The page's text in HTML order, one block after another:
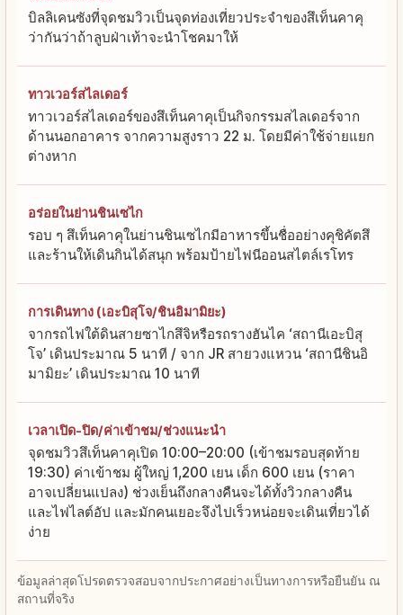
บิลลิเคนซังที่จุดชมวิวเป็นจุดท่องเที่ยวประจำของสึเท็นคาคุ
ว่ากันว่าถ้าลูบฝ่าเท้าจะนำโชคมาให้
ทาวเวอร์สไลเดอร์
ทาวเวอร์สไลเดอร์ของสึเท็นคาคุเป็นกิจกรรมสไลเดอร์จาก
ด้านนอกอาคาร จากความสูงราว 22 ม. โดยมีค่าใช้จ่ายแยก
ต่างหาก
อร่อยในย่านชินเซไก
รอบ ๆ สึเท็นคาคุในย่านชินเซไกมีอาหารขึ้นชื่ออย่างคุชิคัตสึ
และร้านให้เดินกินได้สนุก พร้อมป้ายไฟนีออนสไตล์เรโทร
การเดินทาง (เอะบิสุโจ/ชินอิมามิยะ)
จากรถไฟใต้ดินสายซาไกสึจิหรือรถรางฮันไค ‘สถานีเอะบิสุ
โจ’ เดินประมาณ 5 นาที / จาก JR สายวงแหวน ‘สถานีชินอิ
มามิยะ’ เดินประมาณ 10 นาที
เวลาเปิด-ปิด/ค่าเข้าชม/ช่วงแนะนำ
จุดชมวิวสึเท็นคาคุเปิด 10:00–20:00 (เข้าชมรอบสุดท้าย
19:30) ค่าเข้าชม ผู้ใหญ่ 1,200 เยน เด็ก 600 เยน (ราคา
อาจเปลี่ยนแปลง) ช่วงเย็นถึงกลางคืนจะได้ทั้งวิวกลางคืน
และไฟไลต์อัป และมักคนเยอะจึงไปเร็วหน่อยจะเดินเที่ยวได้
ง่าย
ข้อมูลล่าสุดโปรดตรวจสอบจากประกาศอย่างเป็นทางการหรือยืนยัน ณ
สถานที่จริง